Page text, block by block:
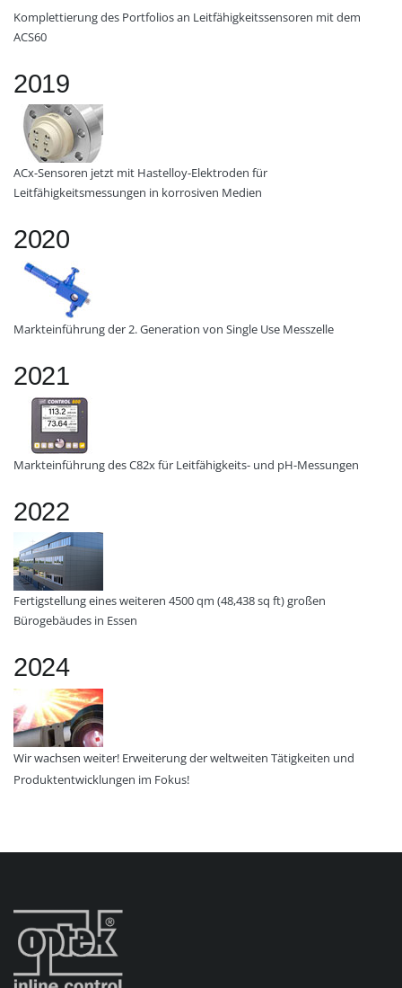
Komplettierung des Portfolios an Leitfähigkeitssensoren mit dem
ACS60
2019
ACx-Sensoren jetzt mit Hastelloy-Elektroden für
Leitfähigkeitsmessungen in korrosiven Medien
2020
Markteinführung der 2. Generation von Single Use Messzelle
2021
Markteinführung des C82x für Leitfähigkeits- und pH-Messungen
2022
Fertigstellung eines weiteren 4500 qm (48,438 sq ft) großen
Bürogebäudes in Essen
2024
Wir wachsen weiter! Erweiterung der weltweiten Tätigkeiten und
Produktentwicklungen im Fokus!